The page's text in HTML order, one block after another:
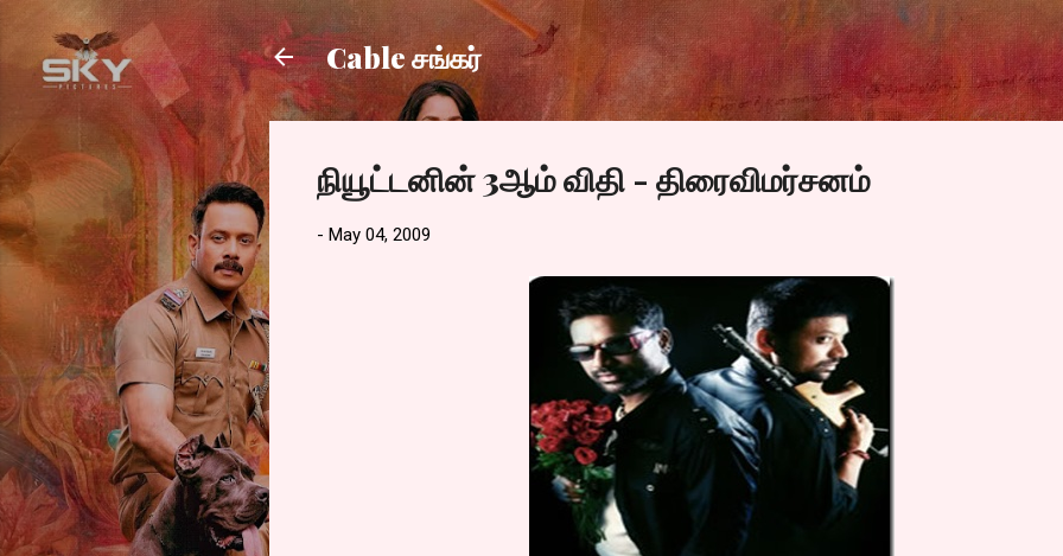
Skip to main content
Cable சங்கர்
நியூட்டனின் 3ஆம் விதி - திரைவிமர்சனம்
- May 04, 2009